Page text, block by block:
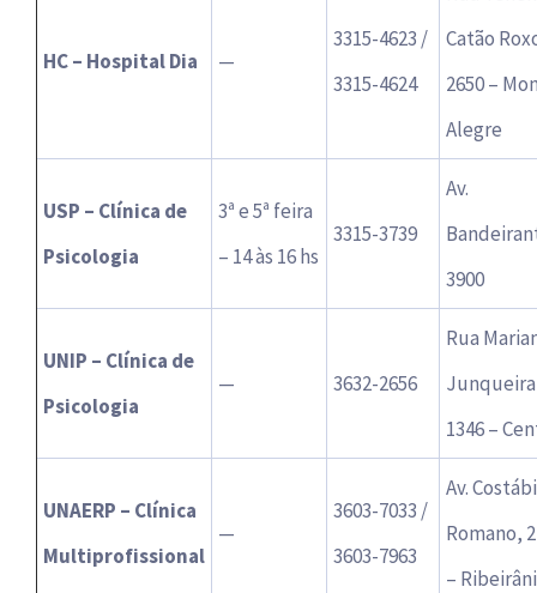
HC – Hospital Dia —
3315-4623 /
3315-4624
Catão
2650 –
Alegre
USP – Clínica de
Psicologia
3ª e 5ª feira
– 14 às 16 hs
3315-3739
Av.
3900
UNIP – Clínica de
Psicologia
— 3632-2656
Rua
1346 –
UNAERP – Clínica
Multiprofissional
—
3603-7033 /
3603-7963
Av.
Romano,
–